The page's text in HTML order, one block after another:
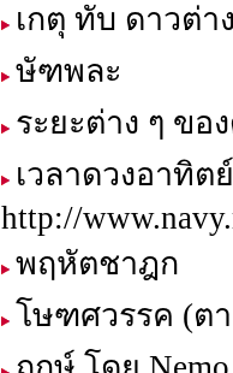
เกตุ ทับ ดาวต่า
ษัฑพละ
ระยะต่าง ๆ ขอ
เวลาดวงอาทิต
http://
พฤหัตชาฎก
โษฑศวรรค (ต